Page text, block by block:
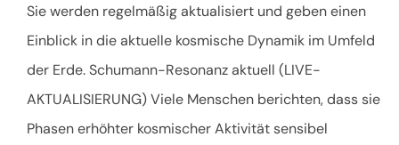
Sie werden regelmäßig aktualisiert und geben einen
Einblick in die aktuelle kosmische Dynamik im Umfeld
der Erde. Schumann-Resonanz aktuell (LIVE-
AKTUALISIERUNG) Viele Menschen berichten, dass sie
Phasen erhöhter kosmischer Aktivität sensibel